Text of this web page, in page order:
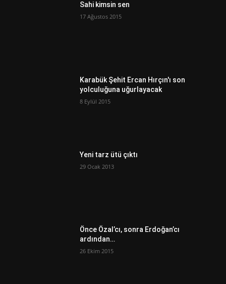
Sahi kimsin sen
17 Ağustos 2015
Karabük Şehit Ercan Hırçın'ı son
yolculuğuna uğurlayacak
8 Eylül 2015
Yeni tarz ütü çıktı
29 Ocak 2013
Önce Özal’cı, sonra Erdoğan’cı
ardından…
26 Ekim 2015